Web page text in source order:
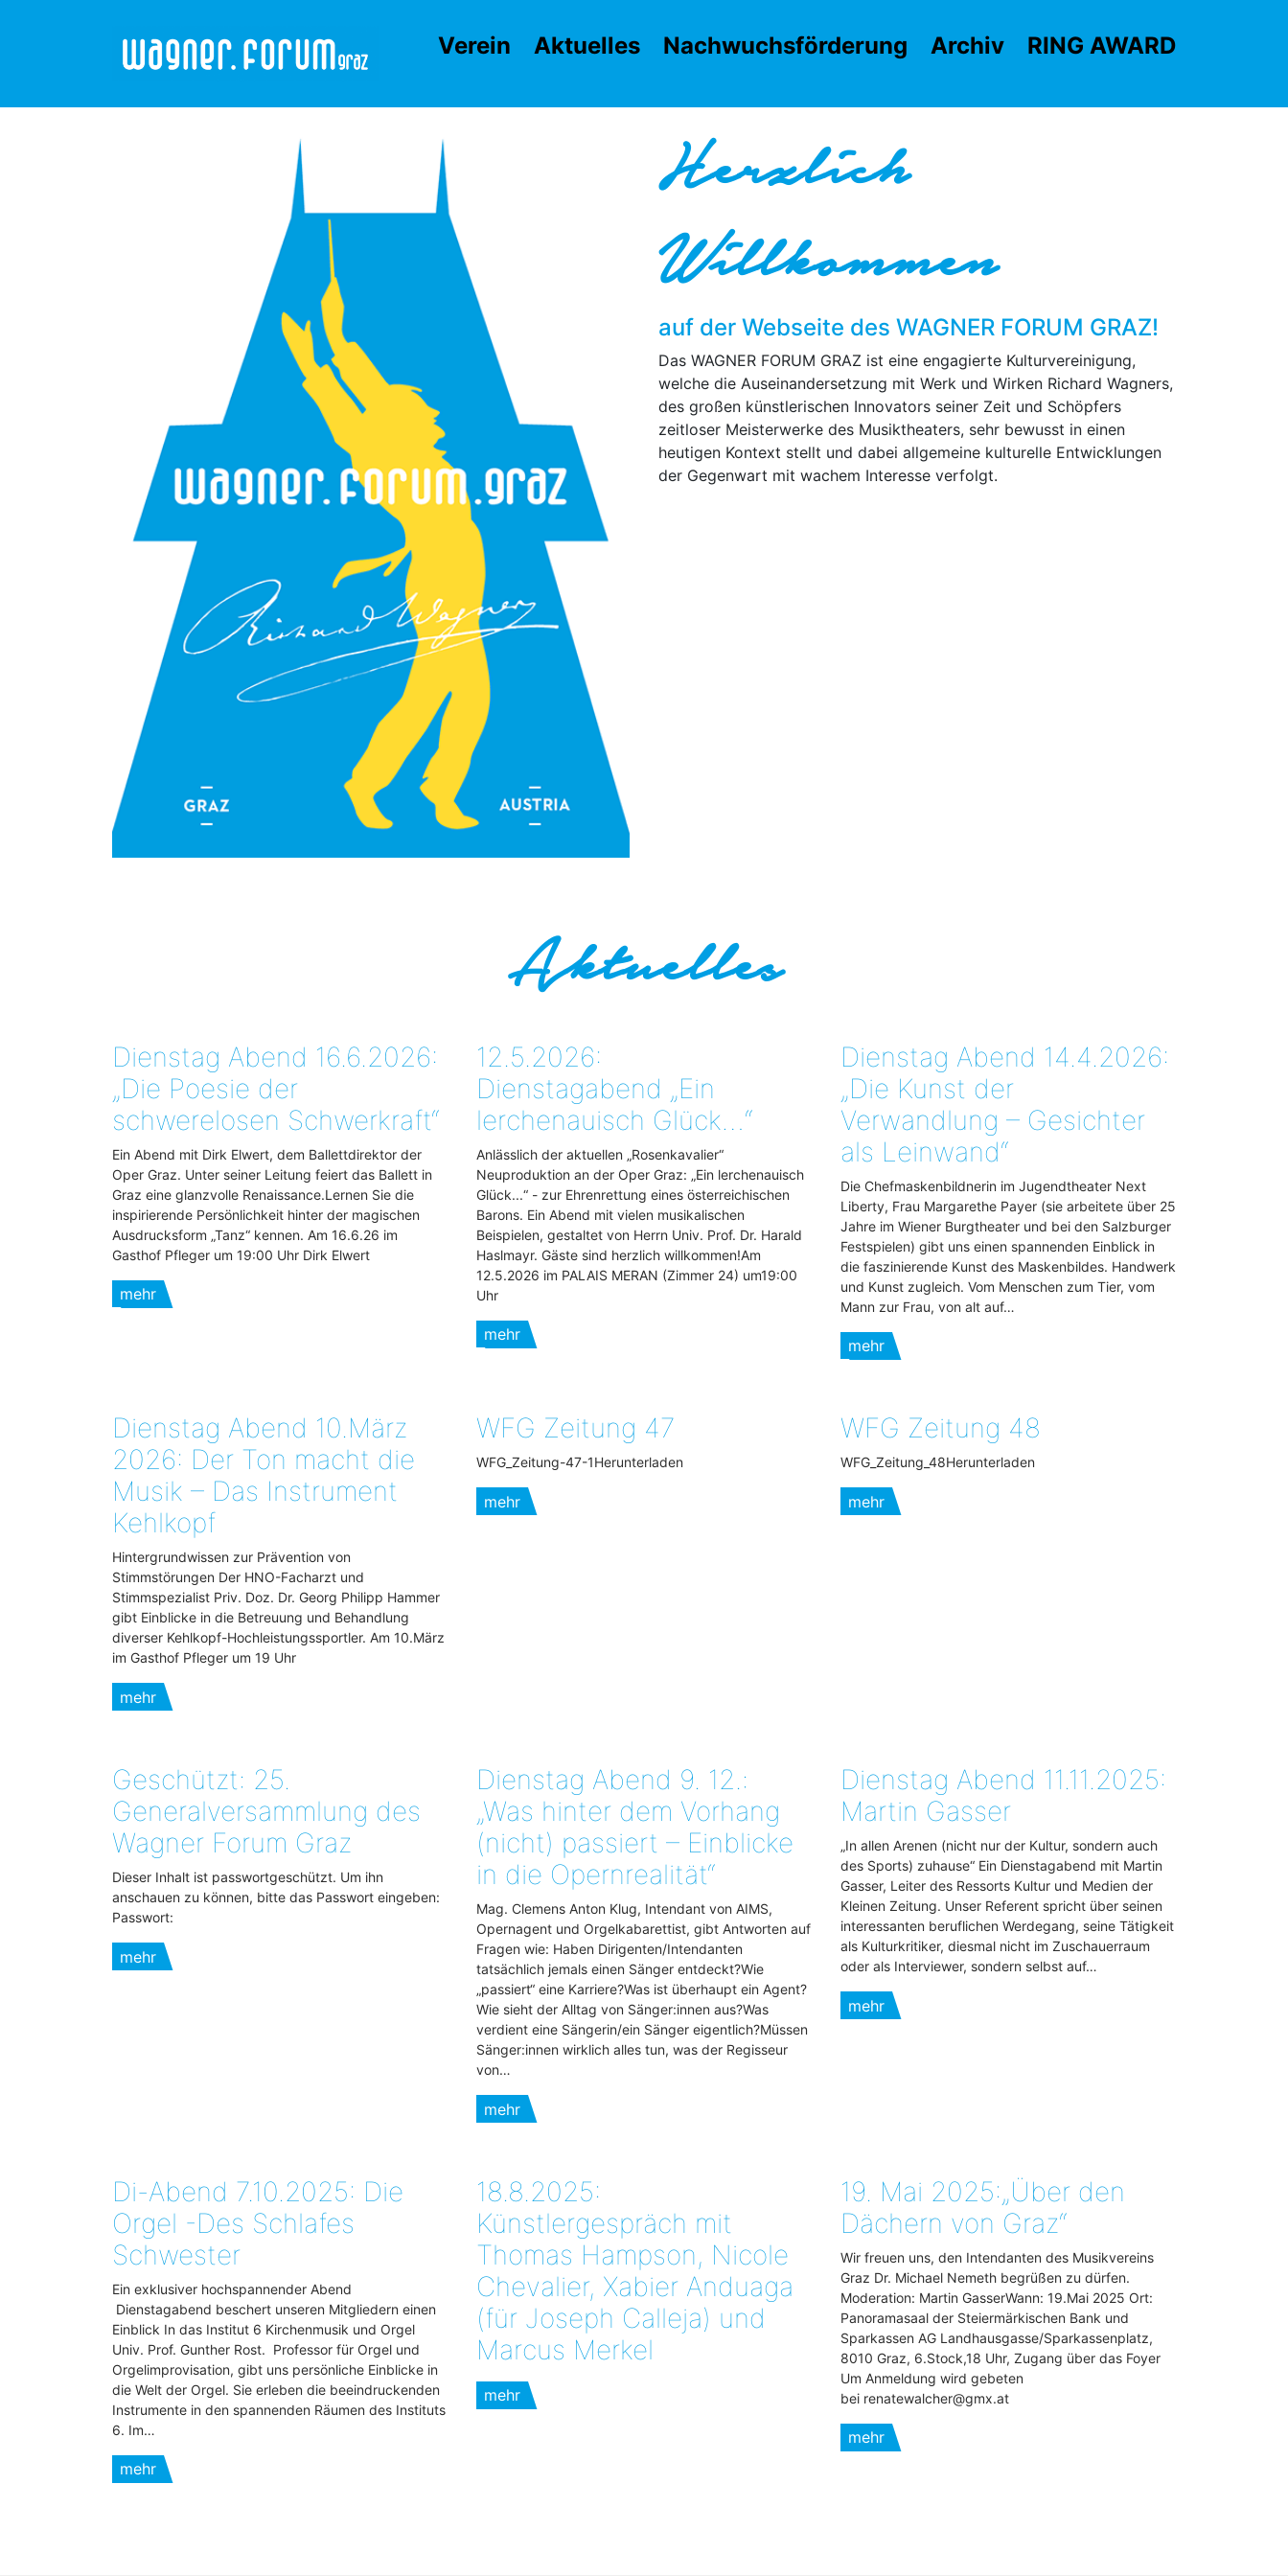
Verein Aktuelles Nachwuchsförderung Archiv RING AWARD
Herzlich
Willkommen
auf der Webseite des WAGNER FORUM GRAZ!
Das WAGNER FORUM GRAZ ist eine engagierte Kulturvereinigung,
welche die Auseinandersetzung mit Werk und Wirken Richard Wagners,
des großen künstlerischen Innovators seiner Zeit und Schöpfers
zeitloser Meisterwerke des Musiktheaters, sehr bewusst in einen
heutigen Kontext stellt und dabei allgemeine kulturelle Entwicklungen
der Gegenwart mit wachem Interesse verfolgt.
Aktuelles
Dienstag Abend 16.6.2026:
„Die Poesie der
schwerelosen Schwerkraft“
Ein Abend mit Dirk Elwert, dem Ballettdirektor der
Oper Graz. Unter seiner Leitung feiert das Ballett in
Graz eine glanzvolle Renaissance.Lernen Sie die
inspirierende Persönlichkeit hinter der magischen
Ausdrucksform „Tanz“ kennen. Am 16.6.26 im
Gasthof Pfleger um 19:00 Uhr Dirk Elwert
mehr
12.5.2026:
Dienstagabend „Ein
lerchenauisch Glück…“
Anlässlich der aktuellen „Rosenkavalier“
Neuproduktion an der Oper Graz: „Ein lerchenauisch
Glück...“ - zur Ehrenrettung eines österreichischen
Barons. Ein Abend mit vielen musikalischen
Beispielen, gestaltet von Herrn Univ. Prof. Dr. Harald
Haslmayr. Gäste sind herzlich willkommen!Am
12.5.2026 im PALAIS MERAN (Zimmer 24) um19:00
Uhr
mehr
Dienstag Abend 14.4.2026:
„Die Kunst der
Verwandlung – Gesichter
als Leinwand“
Die Chefmaskenbildnerin im Jugendtheater Next
Liberty, Frau Margarethe Payer (sie arbeitete über 25
Jahre im Wiener Burgtheater und bei den Salzburger
Festspielen) gibt uns einen spannenden Einblick in
die faszinierende Kunst des Maskenbildes. Handwerk
und Kunst zugleich. Vom Menschen zum Tier, vom
Mann zur Frau, von alt auf…
mehr
Dienstag Abend 10.März
2026: Der Ton macht die
Musik – Das Instrument
Kehlkopf
Hintergrundwissen zur Prävention von
Stimmstörungen Der HNO-Facharzt und
Stimmspezialist Priv. Doz. Dr. Georg Philipp Hammer
gibt Einblicke in die Betreuung und Behandlung
diverser Kehlkopf-Hochleistungssportler. Am 10.März
im Gasthof Pfleger um 19 Uhr
mehr
WFG Zeitung 47
WFG_Zeitung-47-1Herunterladen
mehr
WFG Zeitung 48
WFG_Zeitung_48Herunterladen
mehr
Geschützt: 25.
Generalversammlung des
Wagner Forum Graz
Dieser Inhalt ist passwortgeschützt. Um ihn
anschauen zu können, bitte das Passwort eingeben:
Passwort:
mehr
Dienstag Abend 9. 12.:
„Was hinter dem Vorhang
(nicht) passiert – Einblicke
in die Opernrealität“
Mag. Clemens Anton Klug, Intendant von AIMS,
Opernagent und Orgelkabarettist, gibt Antworten auf
Fragen wie: Haben Dirigenten/Intendanten
tatsächlich jemals einen Sänger entdeckt?Wie
„passiert“ eine Karriere?Was ist überhaupt ein Agent?
Wie sieht der Alltag von Sänger:innen aus?Was
verdient eine Sängerin/ein Sänger eigentlich?Müssen
Sänger:innen wirklich alles tun, was der Regisseur
von…
mehr
Dienstag Abend 11.11.2025:
Martin Gasser
„In allen Arenen (nicht nur der Kultur, sondern auch
des Sports) zuhause“ Ein Dienstagabend mit Martin
Gasser, Leiter des Ressorts Kultur und Medien der
Kleinen Zeitung. Unser Referent spricht über seinen
interessanten beruflichen Werdegang, seine Tätigkeit
als Kulturkritiker, diesmal nicht im Zuschauerraum
oder als Interviewer, sondern selbst auf…
mehr
Di-Abend 7.10.2025: Die
Orgel -Des Schlafes
Schwester
Ein exklusiver hochspannender Abend
Dienstagabend beschert unseren Mitgliedern einen
Einblick In das Institut 6 Kirchenmusik und Orgel
Univ. Prof. Gunther Rost. Professor für Orgel und
Orgelimprovisation, gibt uns persönliche Einblicke in
die Welt der Orgel. Sie erleben die beeindruckenden
Instrumente in den spannenden Räumen des Instituts
6. Im…
mehr
18.8.2025:
Künstlergespräch mit
Thomas Hampson, Nicole
Chevalier, Xabier Anduaga
(für Joseph Calleja) und
Marcus Merkel
mehr
19. Mai 2025:„Über den
Dächern von Graz“
Wir freuen uns, den Intendanten des Musikvereins
Graz Dr. Michael Nemeth begrüßen zu dürfen.
Moderation: Martin GasserWann: 19.Mai 2025 Ort:
Panoramasaal der Steiermärkischen Bank und
Sparkassen AG Landhausgasse/Sparkassenplatz,
8010 Graz, 6.Stock,18 Uhr, Zugang über das Foyer
Um Anmeldung wird gebeten
bei renatewalcher@gmx.at
mehr